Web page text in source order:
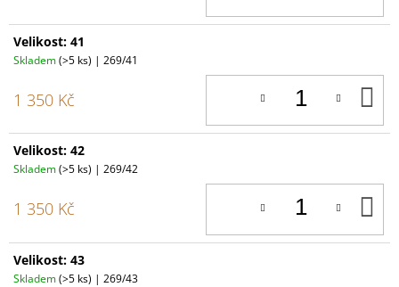
Velikost: 41
Skladem(>5 ks) | 269/41
1 350 Kč
Velikost: 42
Skladem(>5 ks) | 269/42
1 350 Kč
Velikost: 43
Skladem(>5 ks) | 269/43